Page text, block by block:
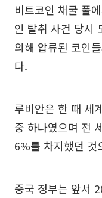
비트코인 채굴 풀
인 탈취 사건 당시
의해 압류된 코인
다.
루비안은 한 때 세
중 하나였으며 전
6%를 차지했던 것
중국 정부는 앞서